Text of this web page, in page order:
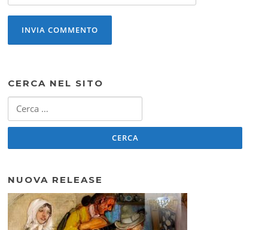
CERCA NEL SITO
per:
NUOVA RELEASE